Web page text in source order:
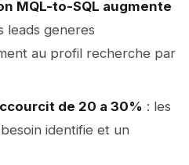
MQL-to-SQL augmente
leads generes
au profil recherche par
de 20 a 30% : les
identifie et un